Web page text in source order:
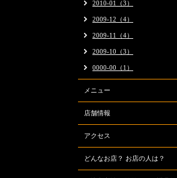
2010-01（3）
2009-12（4）
2009-11（4）
2009-10（3）
0000-00（1）
メニュー
店舗情報
アクセス
どんなお店？ お店の人は？